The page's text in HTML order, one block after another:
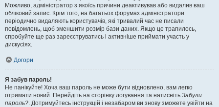
Можливо, адміністратор з якоїсь причини деактивував або видалив ваш
обліковий запис. Крім того, на багатьох форумах адміністратори
періодично видаляють користувачів, які тривалий час не писали
повідомлень, щоб зменшити розмір бази даних. Якщо це трапилось,
спробуйте ще раз зареєструватись і активніше приймати участь у
дискусіях.
Догори
Я забув пароль!
Не панікуйте! Хоча ваш пароль не може бути відновлено, вам легко
отримати новий. Перейдіть на сторінку логування та натисніть Забули
пароль?. Дотримуйтесь інструкцій і незабаром ви знову зможете увійти на